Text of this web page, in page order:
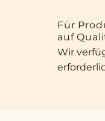
ihre
unsere
jeder
Für
auf
Wir